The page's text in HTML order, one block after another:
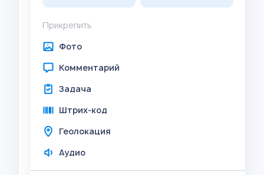
Прикрепить
Фото
Комментарий
Задача
Штрих-код
Геолокация
Аудио